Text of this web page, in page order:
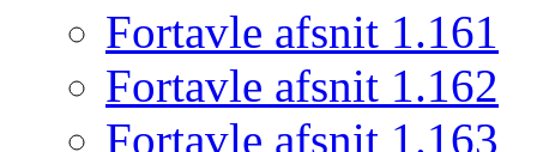
Fortavle afsnit 1.161
Fortavle afsnit 1.162
Fortavle afsnit 1.163